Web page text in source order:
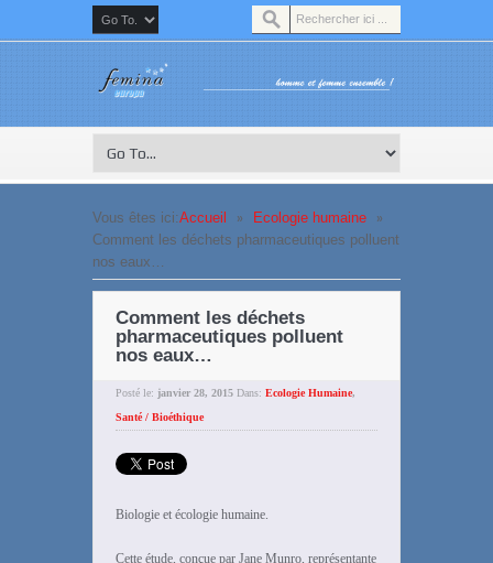
Vous êtes ici:Accueil » Ecologie humaine »
Comment les déchets pharmaceutiques polluent
nos eaux…
Comment les déchets
pharmaceutiques polluent
nos eaux…
Posté le: janvier 28, 2015 Dans: Ecologie Humaine,
Santé / Bioéthique
Biologie et écologie humaine.
Cette étude, conçue par Jane Munro, représentante